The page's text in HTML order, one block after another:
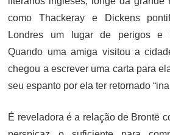
como Thackeray e Dickens
Londres um lugar de perigos e
Quando uma amiga visitou a
chegou a escrever uma carta para
seu espanto por ela ter retornado
É reveladora é a relação de Brontë